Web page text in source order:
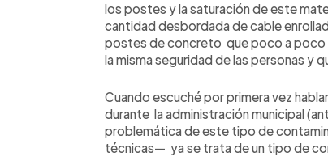
los postes y la saturación de este
cantidad desbordada de cable
postes de concreto que poco a poco
la misma seguridad de las personas y
Cuando escuché por primera vez
durante la administración municipal
problemática de este tipo de
técnicas— ya se trata de un tipo de